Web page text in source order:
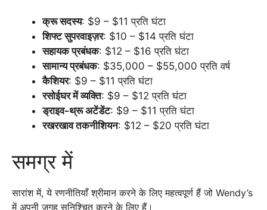
क्रू सदस्य: $9 – $11 प्रति घंटा
शिफ्ट सुपरवाइज़र: $10 – $14 प्रति घंटा
सहायक प्रबंधक: $12 – $16 प्रति घंटा
सामान्य प्रबंधक: $35,000 – $55,000 प्रति वर्ष
कैशियर: $9 – $11 प्रति घंटा
रसोईघर में व्यक्ति: $9 – $12 प्रति घंटा
ड्राइव-थ्रू अटेंडेंट: $9 – $11 प्रति घंटा
रखरखाव तकनीशियन: $12 – $20 प्रति घंटा
समग्र में
सारांश में, ये रणनीतियाँ श्रीमान करने के लिए महत्वपूर्ण हैं जो Wendy’s
में अपनी जगह सुनिश्चित करने के लिए हैं।